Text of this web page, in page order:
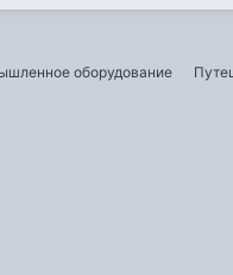
оборудование